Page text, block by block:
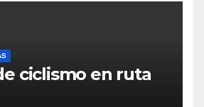
ciclismo en ruta